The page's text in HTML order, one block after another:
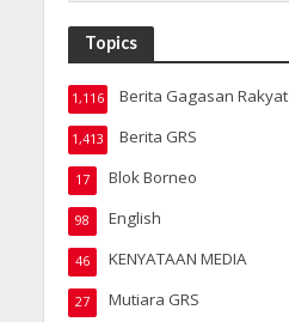
Topics
Berita Gagasan Rakyat
1,116
Berita GRS
1,413
Blok Borneo
17
English
98
KENYATAAN MEDIA
46
Mutiara GRS
27